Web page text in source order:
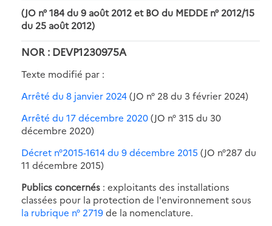
(JO n° 184 du 9 août 2012 et BO du MEDDE n° 2012/15
du 25 août 2012)
NOR : DEVP1230975A
Texte modifié par :
Arrêté du 8 janvier 2024(JO n° 28 du 3 février 2024)
Arrêté du 17 décembre 2020(JO n° 315 du 30
décembre 2020)
Décret n°2015-1614 du 9 décembre 2015 (JO n°287 du
11 décembre 2015)
Publics concernés : exploitants des installations
classées pour la protection de l'environnement sous
la rubrique n° 2719de la nomenclature.